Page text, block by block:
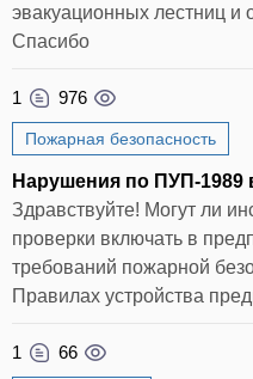
эвакуационных лестниц и
Спасибо
1 976
Пожарная безопасность
Нарушения по ПУП-1989
Здравствуйте! Могут ли
проверки включать в
требований пожарной
Правилах устройства
1 66